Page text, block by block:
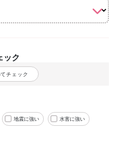
ック
チェック
地震に強い 水害に強い